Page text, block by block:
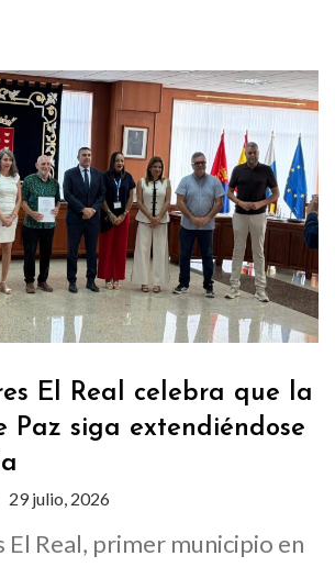
El Real celebra que la
Paz siga extendiéndose
29 julio, 2026
El Real, primer municipio en